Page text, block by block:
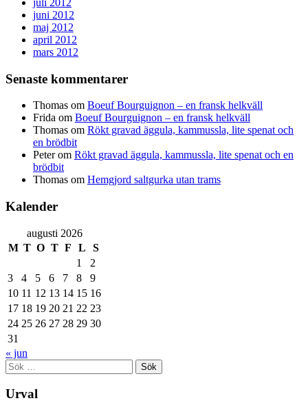
juni 2012
maj 2012
april 2012
mars 2012
Senaste kommentarer
Thomas om Boeuf Bourguignon – en fransk helkväll
Frida om Boeuf Bourguignon – en fransk helkväll
Thomas om Rökt gravad äggula, kammussla, lite spenat och
en brödbit
Peterom Rökt gravad äggula, kammussla, lite spenat och en
brödbit
Thomas om Hemgjord saltgurka utan trams
Kalender
augusti 2026
M T O T F L
S
1
2
3
4 5 6 7 8
9
10 11 12 13 14 15 16
17 18 19 20 21 22 23
24 25 26 27 28 29 30
31
« jun
Sök
efter:
Urval